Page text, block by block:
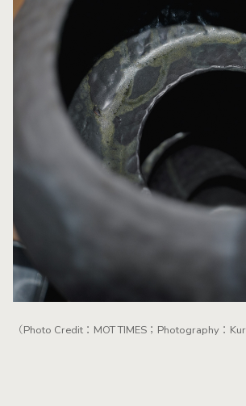
（Photo Credit：MOT TIMES；Photography：